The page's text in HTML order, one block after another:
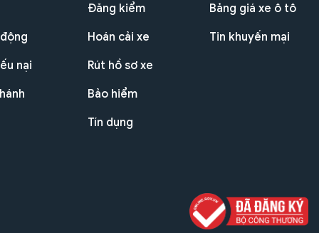
nại
Đăng kiểm
Hoán cải xe
Rút hồ sơ xe
Bảo hiểm
Tín dụng
Bảng giá xe ô tô
Tin khuyến mại